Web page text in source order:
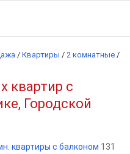
/ Квартиры / 2 комнатные /
квартир с
Городской
квартиры с балконом 131